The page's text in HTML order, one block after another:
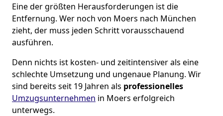
Eine der größten Herausforderungen ist die
Entfernung. Wer noch von Moers nach München
zieht, der muss jeden Schritt vorausschauend
ausführen.
Denn nichts ist kosten- und zeitintensiver als eine
schlechte Umsetzung und ungenaue Planung. Wir
sind bereits seit 19 Jahren als professionelles
Umzugsunternehmen in Moers erfolgreich
unterwegs.